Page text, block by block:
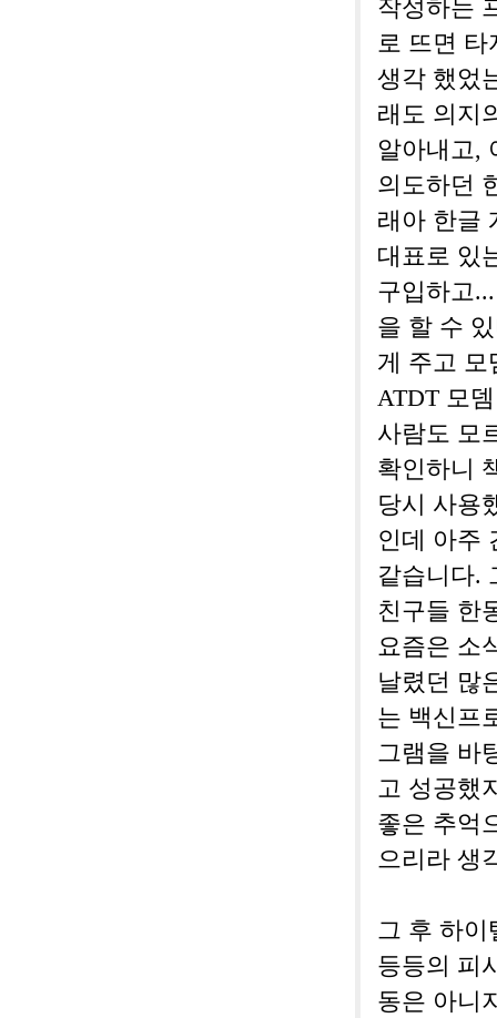
작성하는
로 뜨면 타
생각 했었
래도 의지
알아내고,
의도하던
래아 한글
대표로 있
구입하고
을 할 수
게 주고 모
ATDT 모
사람도 모
확인하니
당시 사용
인데 아주
같습니다.
친구들 한
요즘은 소
날렸던 많
는 백신프
그램을 바
고 성공했
좋은 추억
으리라 생
그 후 하이
등등의 피
동은 아니